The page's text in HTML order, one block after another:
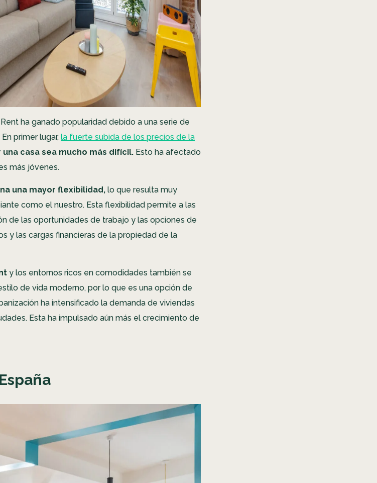
ha ganado popularidad debido a una serie de
primer lugar, la fuerte subida de los precios de la
casa sea mucho más difícil. Esto ha afectado
más jóvenes.
una mayor flexibilidad, lo que resulta muy
como el nuestro. Esta flexibilidad permite a las
de las oportunidades de trabajo y las opciones de
y las cargas financieras de la propiedad de la
y los entornos ricos en comodidades también se
de vida moderno, por lo que es una opción de
ha intensificado la demanda de viviendas
Esta ha impulsado aún más el crecimiento de